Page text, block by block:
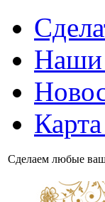
Наши
Сделаем любые